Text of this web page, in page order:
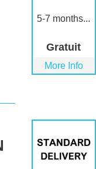
5-7 months...
Gratuit
More Info